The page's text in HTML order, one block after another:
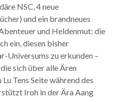
NSC, 4 neue
und ein brandneues
und Heldenmut: die
ein, diesen bisher
Universums zu erkunden –
sich über alle Ären
Tens Seite während des
Iroh in der Ära Aang